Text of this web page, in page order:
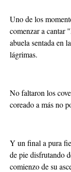
Uno de los
comenzar a cantar
abuela sentada en
lágrimas.
No faltaron los
coreado a más no
Y un final a pura
de pie disfrutando
comienzo de su